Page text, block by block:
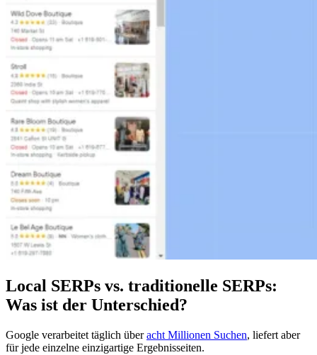
Local SERPs vs. traditionelle SERPs:
Was ist der Unterschied?
Google verarbeitet täglich überacht Millionen Suchen, liefert aber
für jede einzelne einzigartige Ergebnisseiten.